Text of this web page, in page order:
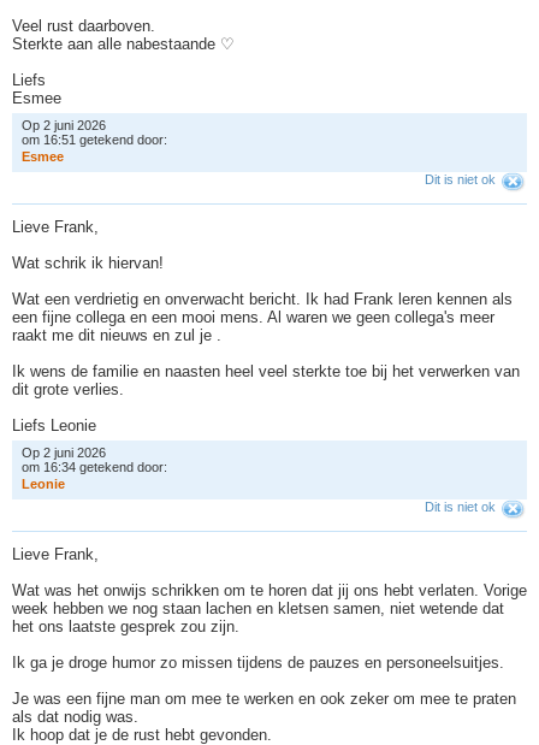
Veel rust daarboven.
Sterkte aan alle nabestaande ♡
Liefs
Esmee
Op 2 juni 2026
om 16:51 getekend door:
Esmee
Dit is niet ok
Lieve Frank,
Wat schrik ik hiervan!
Wat een verdrietig en onverwacht bericht. Ik had Frank leren kennen als
een fijne collega en een mooi mens. Al waren we geen collega's meer
raakt me dit nieuws en zul je .
Ik wens de familie en naasten heel veel sterkte toe bij het verwerken van
dit grote verlies.
Liefs Leonie
Op 2 juni 2026
om 16:34 getekend door:
Leonie
Dit is niet ok
Lieve Frank,
Wat was het onwijs schrikken om te horen dat jij ons hebt verlaten. Vorige
week hebben we nog staan lachen en kletsen samen, niet wetende dat
het ons laatste gesprek zou zijn.
Ik ga je droge humor zo missen tijdens de pauzes en personeelsuitjes.
Je was een fijne man om mee te werken en ook zeker om mee te praten
als dat nodig was.
Ik hoop dat je de rust hebt gevonden.